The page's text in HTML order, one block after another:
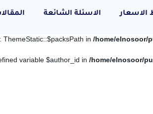
الاسئلة الشائعة
ThemeStatic::$packsPath in /home/elnosoor/
variable $author_id in /home/elnosoor/